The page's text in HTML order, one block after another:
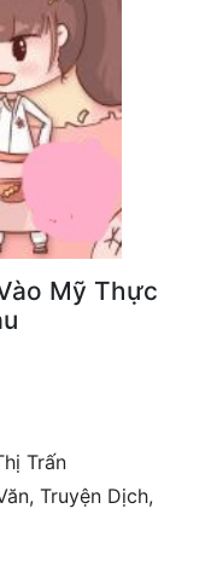
Mỹ Thực
Trấn
, Truyện Dịch,